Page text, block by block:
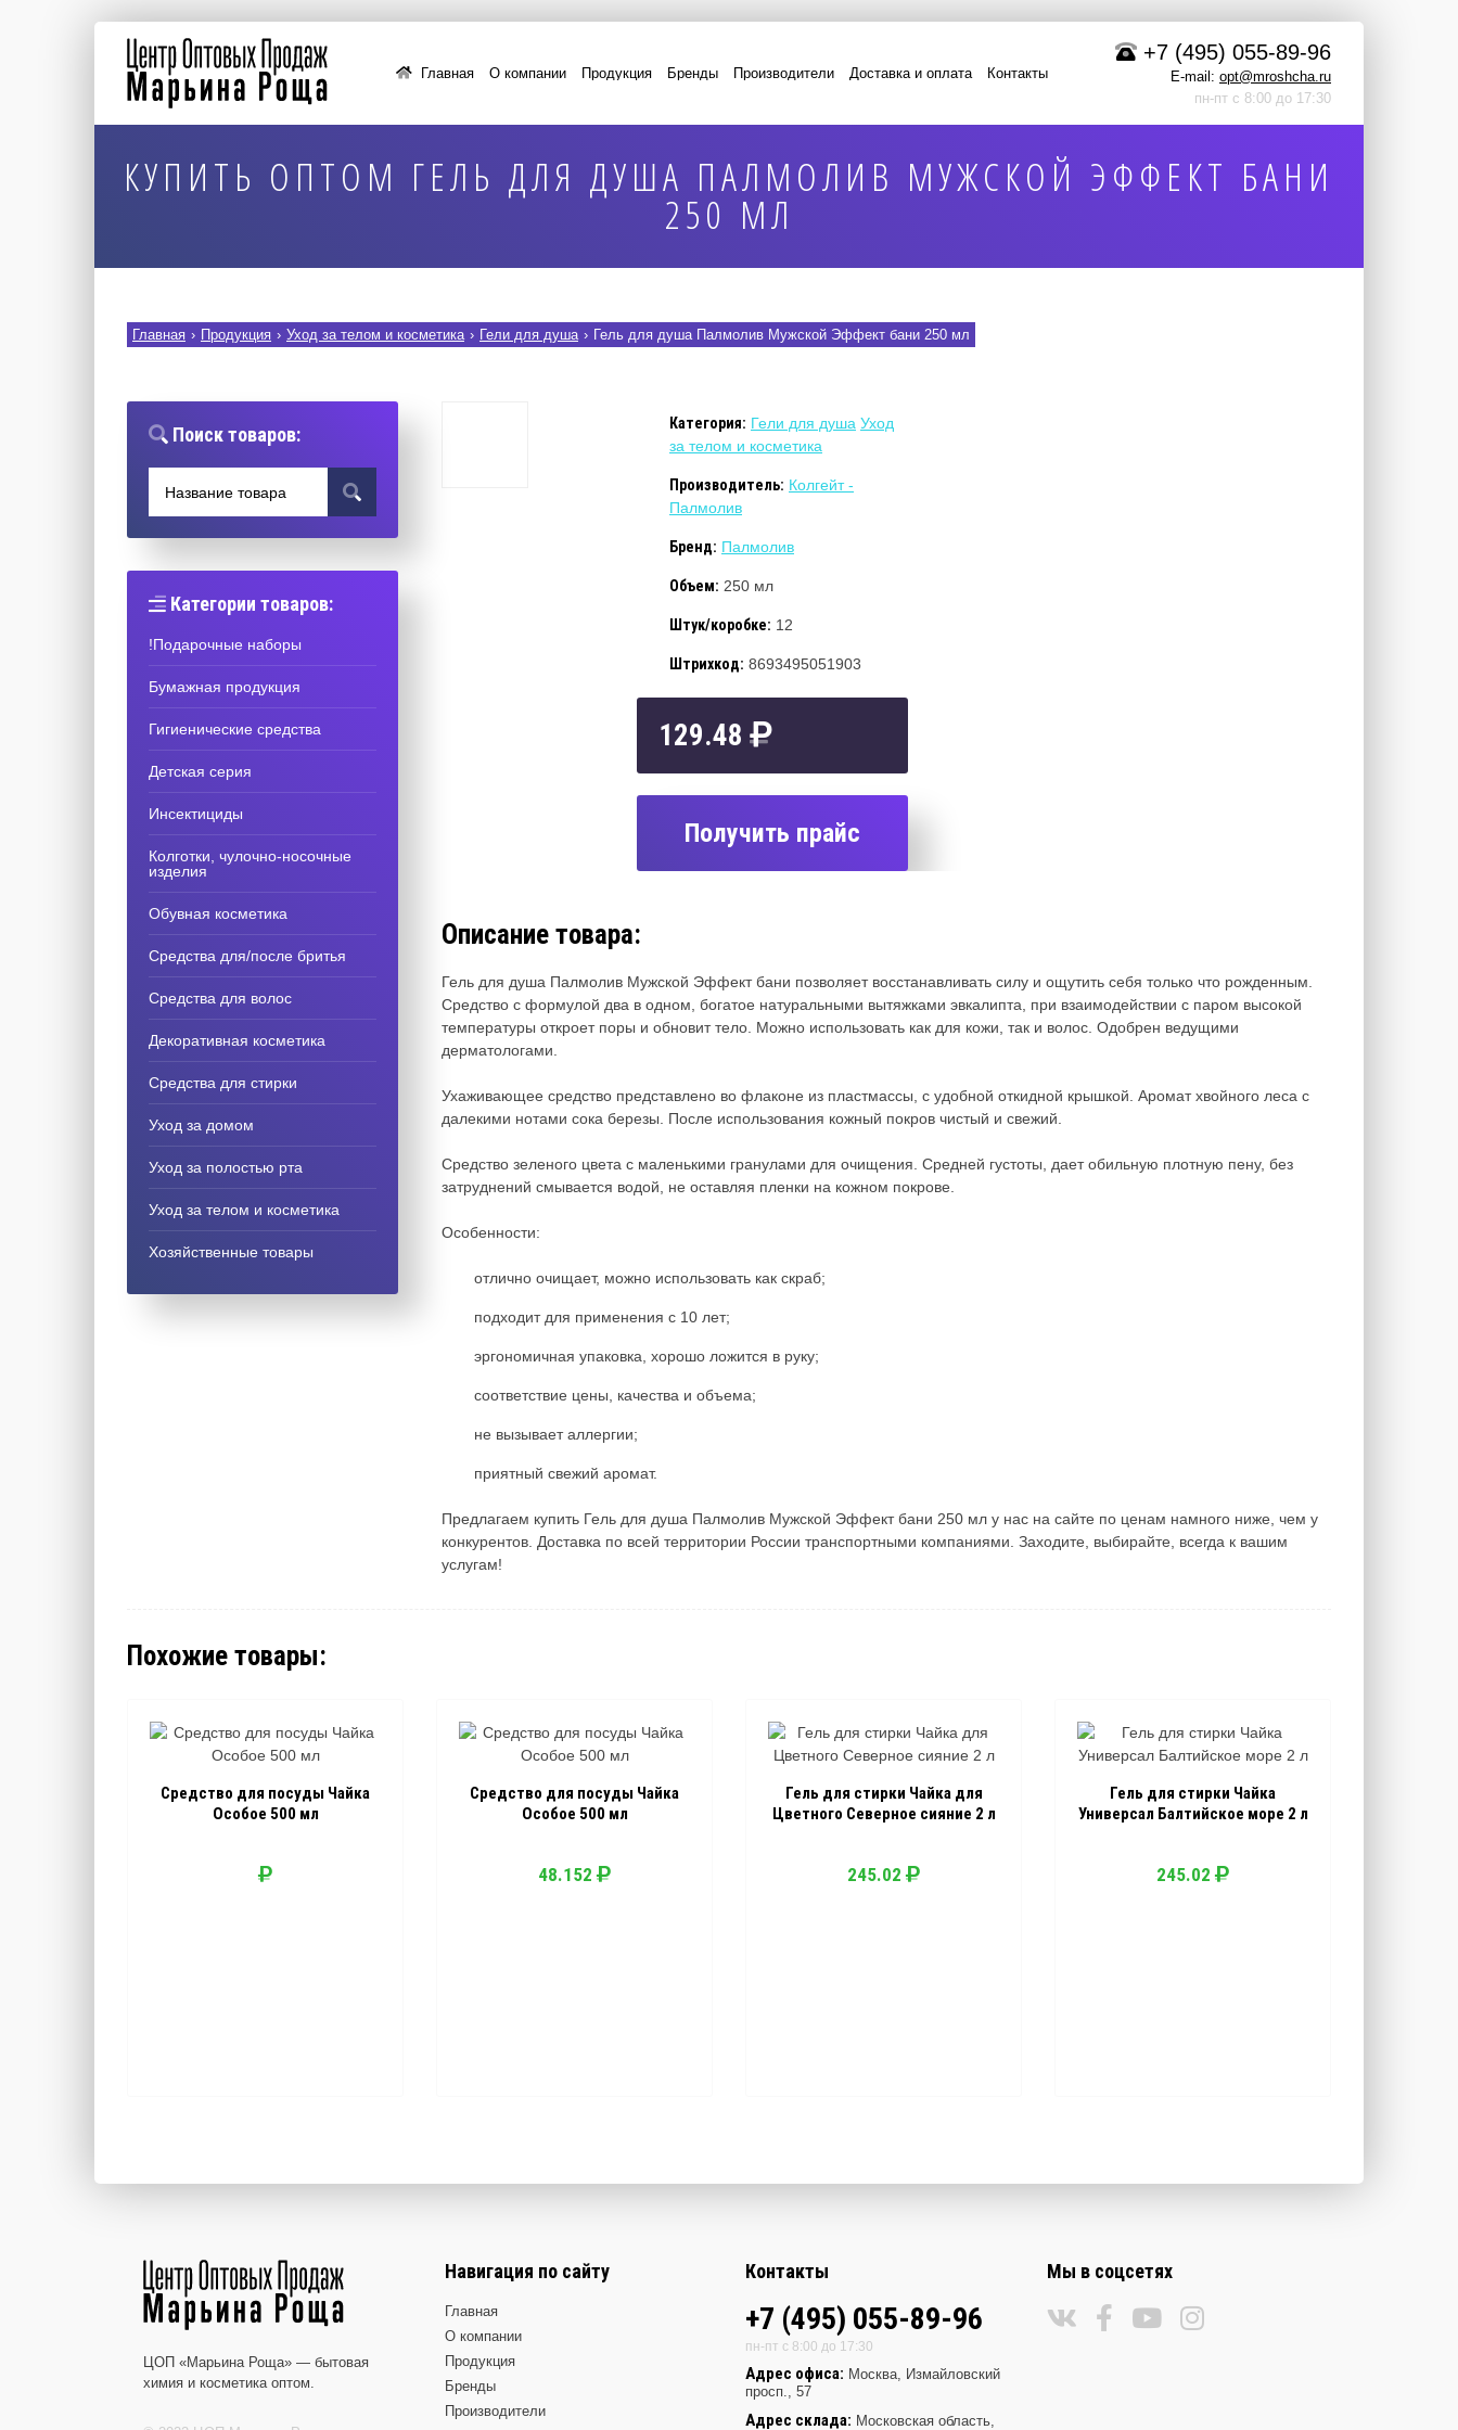
+7 (495) 055-89-96
E-mail: opt@mroshcha.ru
пн-пт с 8:00 до 17:30
Главная О компании Продукция Бренды Производители Доставка и оплата Контакты
КУПИТЬ ОПТОМ ГЕЛЬ ДЛЯ ДУША ПАЛМОЛИВ МУЖСКОЙ ЭФФЕКТ БАНИ
250 МЛ
Главная › Продукция › Уход за телом и косметика › Гели для душа › Гель для душа Палмолив Мужской Эффект бани 250 мл
Поиск товаров:
Категории товаров:
!Подарочные наборы
Бумажная продукция
Гигиенические средства
Детская серия
Инсектициды
Колготки, чулочно-носочные
изделия
Обувная косметика
Средства для/после бритья
Средства для волос
Декоративная косметика
Средства для стирки
Уход за домом
Уход за полостью рта
Уход за телом и косметика
Хозяйственные товары
Категория: Гели для душа Уход
за телом и косметика
Производитель: Колгейт -
Палмолив
Бренд: Палмолив
Объем: 250 мл
Штук/коробке: 12
Штрихкод: 8693495051903
129.48
Получить прайс
Описание товара:
Гель для душа Палмолив Мужской Эффект бани позволяет восстанавливать силу и ощутить себя только что рожденным.
Средство с формулой два в одном, богатое натуральными вытяжками эвкалипта, при взаимодействии с паром высокой
температуры откроет поры и обновит тело. Можно использовать как для кожи, так и волос. Одобрен ведущими
дерматологами.
Ухаживающее средство представлено во флаконе из пластмассы, с удобной откидной крышкой. Аромат хвойного леса с
далекими нотами сока березы. После использования кожный покров чистый и свежий.
Средство зеленого цвета с маленькими гранулами для очищения. Средней густоты, дает обильную плотную пену, без
затруднений смывается водой, не оставляя пленки на кожном покрове.
Особенности:
отлично очищает, можно использовать как скраб;
подходит для применения с 10 лет;
эргономичная упаковка, хорошо ложится в руку;
соответствие цены, качества и объема;
не вызывает аллергии;
приятный свежий аромат.
Предлагаем купить Гель для душа Палмолив Мужской Эффект бани 250 мл у нас на сайте по ценам намного ниже, чем у
конкурентов. Доставка по всей территории России транспортными компаниями. Заходите, выбирайте, всегда к вашим
услугам!
Похожие товары:
Средство для посуды Чайка
Особое 500 мл
Средство для посуды Чайка
Особое 500 мл
48.152
Гель для стирки Чайка для
Цветного Северное сияние 2 л
245.02
Гель для стирки Чайка
Универсал Балтийское море 2 л
245.02
ЦОП «Марьина Роща» — бытовая
химия и косметика оптом.
Навигация по сайту
Главная
О компании
Продукция
Бренды
Производители
Контакты
+7 (495) 055-89-96
пн-пт с 8:00 до 17:30
Адрес офиса: Москва, Измайловский
просп., 57
Адрес склада: Московская область,
Мы в соцсетях